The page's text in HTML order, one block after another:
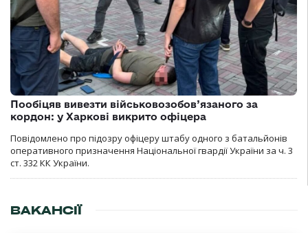
Пообіцяв вивезти військовозобов’язаного за
кордон: у Харкові викрито офіцера
Повідомлено про підозру офіцеру штабу одного з батальйонів
оперативного призначення Національної гвардії України за ч. 3
ст. 332 КК України.
ВАКАНСІЇ